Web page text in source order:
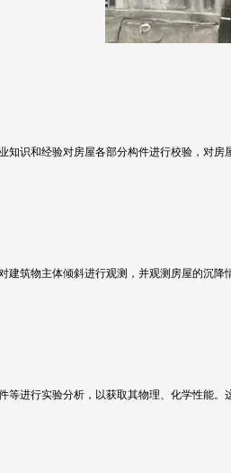
知识和经验对房屋各部分构件进行校验，对
建筑物主体倾斜进行观测，并观测房屋的沉
等进行实验分析，以获取其物理、化学性能